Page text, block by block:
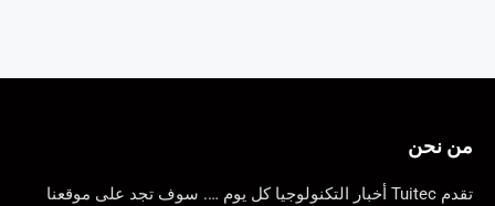
من نحن
تقدم Tuitec أخبار التكنولوجيا كل يوم …. سوف تجد على موقعنا